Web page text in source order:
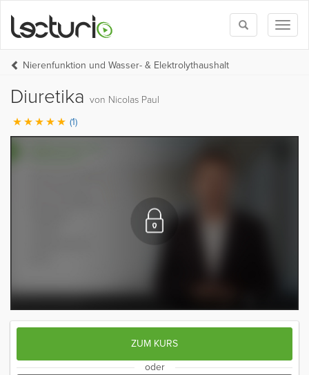
Toggle
search
Nierenfunktion und Wasser- & Elektrolythaushalt
Diuretika von Nicolas Paul
(1)
ZUM KURS
oder